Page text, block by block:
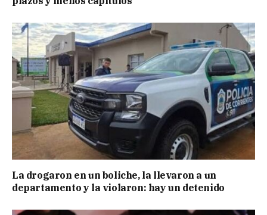
La drogaron en un boliche, la llevaron a un
departamento y la violaron: hay un detenido